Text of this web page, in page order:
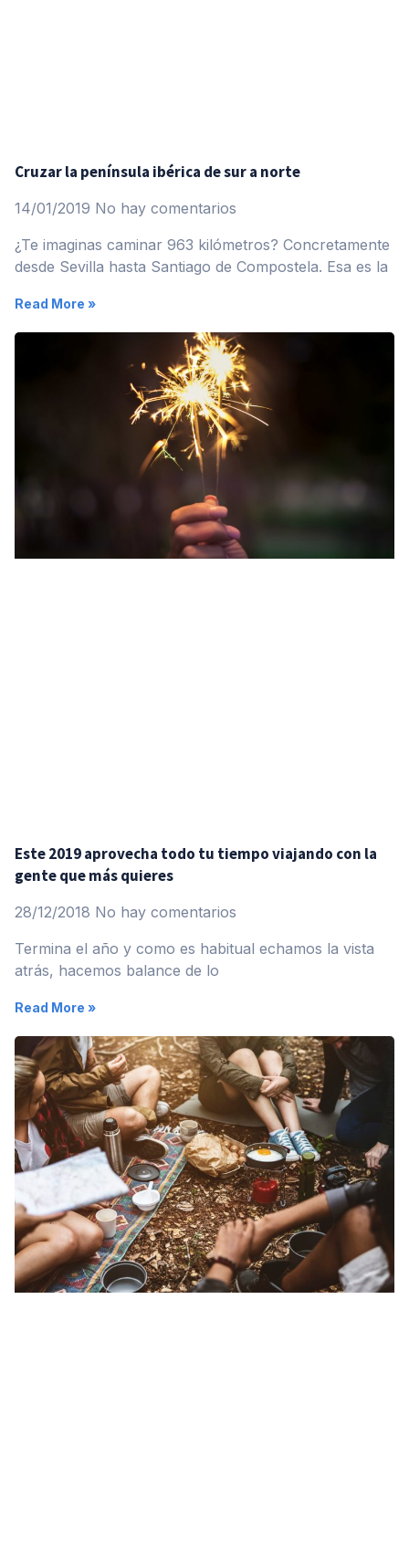
Cruzar la península ibérica de sur a norte
14/01/2019 No hay comentarios
¿Te imaginas caminar 963 kilómetros? Concretamente
desde Sevilla hasta Santiago de Compostela. Esa es la
Read More »
Este 2019 aprovecha todo tu tiempo viajando con la
gente que más quieres
28/12/2018 No hay comentarios
Termina el año y como es habitual echamos la vista
atrás, hacemos balance de lo
Read More »